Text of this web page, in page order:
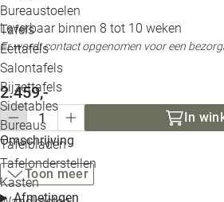
Bureaustoelen
Tafels
Eettafels
Salontafels
Bijzettafels
Sidetables
Bureaus
Tafelbladen
Tafelonderstellen
Kasten
Leverbaar binnen 8 tot 10 weken
Er wordt contact opgenomen voor een
2.459,-
In
Omschrijving
Toon meer
Afmetingen